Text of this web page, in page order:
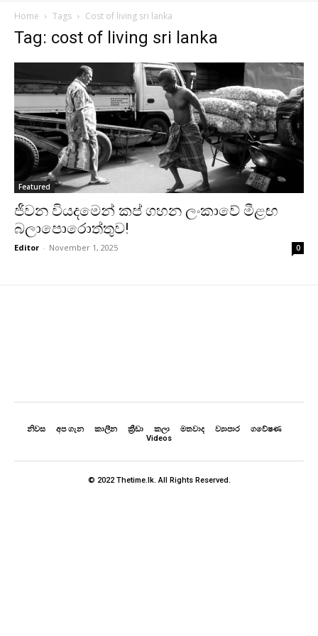
Home Tags Cost of living sri lanka
Tag: cost of living sri lanka
Featured
ජීවන වියදමෙන් කප් ගහන ලංකාවේ මීළඟ
බලාපොරොත්තුව!
Editor - November 1, 2025 0
නිවස අප ගැන කාලීන ක්‍රීඩා කලා මතවාද ව්‍යාපාර
ගවේෂණ
Videos
© 2022 Thetime.lk. All Rights Reserved.